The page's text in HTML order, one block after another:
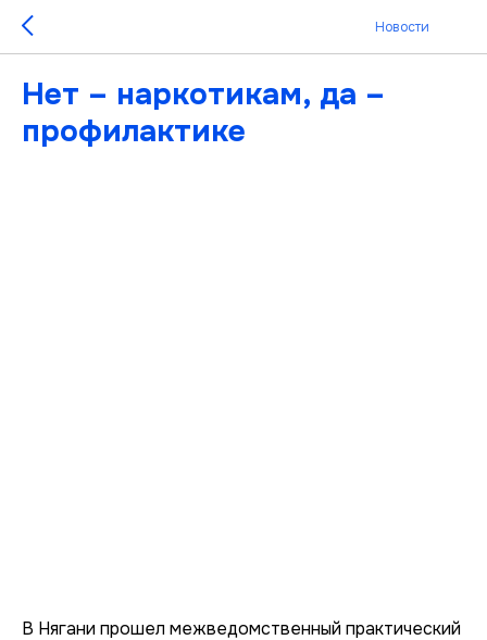
Новости
Нет – наркотикам, да –
профилактике
В Нягани прошел межведомственный практический